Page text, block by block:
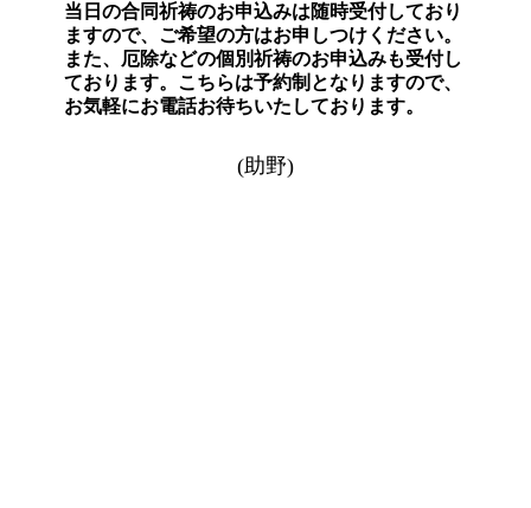
当日の合同祈祷のお申込みは随時受付しており
ますので、ご希望の方はお申しつけください。
また、厄除などの個別祈祷のお申込みも受付し
ております。こちらは予約制となりますので、
お気軽にお電話お待ちいたしております。
(助野)